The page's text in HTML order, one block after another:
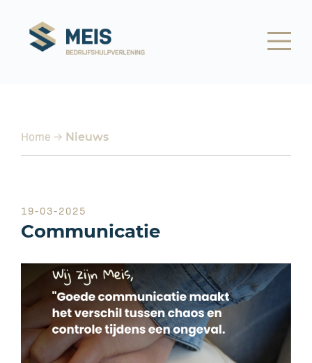
Home → Nieuws
19-03-2025
Communicatie